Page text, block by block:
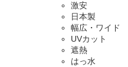
激安
日本製
幅広・ワイド
UVカット
遮熱
はっ水